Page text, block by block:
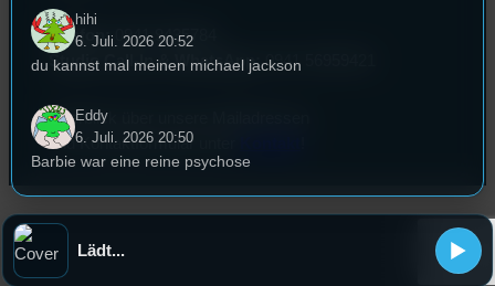
Telefon:0941 9435784
Studio Call-In & WhatsApp:0941 56959421
Überblick über unsere Mailadressen
und Kontaktformular unter
hihi
6. Juli. 2026 20:52
du kannst mal meinen michael jackson
Eddy
6. Juli. 2026 20:50
Barbie war eine reine psychose
jonas
barbie geiler film aber oppenheimer peak
Lädt...